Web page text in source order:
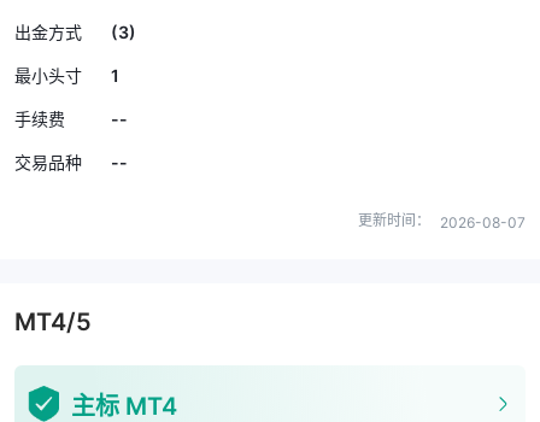
出金方式 (3)
最小头寸 1
手续费 --
交易品种 --
更新时间： 2026-08-07
MT4/5
主标 MT4